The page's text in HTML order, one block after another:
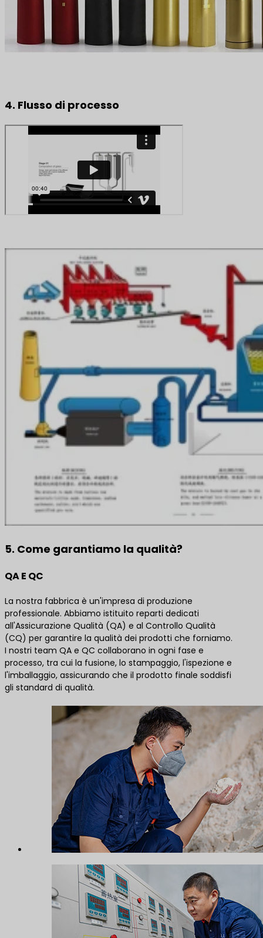
4. Flusso di processo
5. Come garantiamo la qualità?
QA E QC
La nostra fabbrica è un'impresa di produzione
professionale. Abbiamo istituito reparti dedicati
all'Assicurazione Qualità (QA) e al Controllo Qualità
(CQ) per garantire la qualità dei prodotti che forniamo.
I nostri team QA e QC collaborano in ogni fase e
processo, tra cui la fusione, lo stampaggio, l'ispezione e
l'imballaggio, assicurando che il prodotto finale soddisfi
gli standard di qualità.